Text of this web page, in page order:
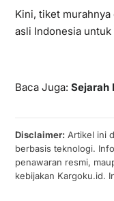
Kini, tiket
asli Indonesia untuk
Baca Juga: Sejarah
Disclaimer:Artikel ini
berbasis teknologi.
penawaran resmi,
kebijakan Kargoku.id.